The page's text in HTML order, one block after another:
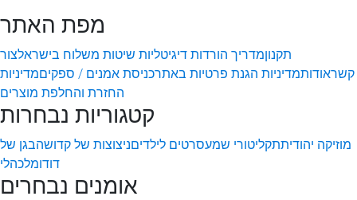
מפת האתר
תקנוןמדריך הורדות דיגיטליות שיטות משלוח בישראלצור
קשראודותמדיניות הגנת פרטיות באתרכניסת אמנים / ספקיםמדיניות
החזרת והחלפת מוצרים
קטגוריות נבחרות
מוזיקה יהודיתתקליטורי שמעסרטים לילדיםניצוצות של קדושהבגן של
דודומלכהלי
אומנים נבחרים